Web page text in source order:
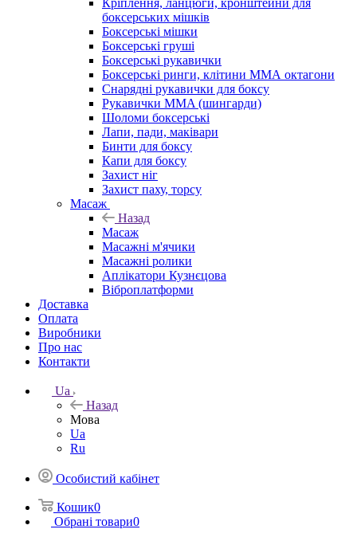
Кріплення, ланцюги, кронштейни для
боксерських мішків
Боксерські мішки
Боксерські груші
Боксерські рукавички
Боксерські ринги, клітини ММА октагони
Снарядні рукавички для боксу
Рукавички MMA (шингарди)
Шоломи боксерські
Лапи, пади, маківари
Бинти для боксу
Капи для боксу
Захист ніг
Захист паху, торсу
Масаж
Назад
Масаж
Масажні м'ячики
Масажні ролики
Аплікатори Кузнєцова
Віброплатформи
Доставка
Оплата
Виробники
Про нас
Контакти
Ua
Назад
Мова
Ua
Ru
Особистий кабінет
Кошик0
Обрані товари0